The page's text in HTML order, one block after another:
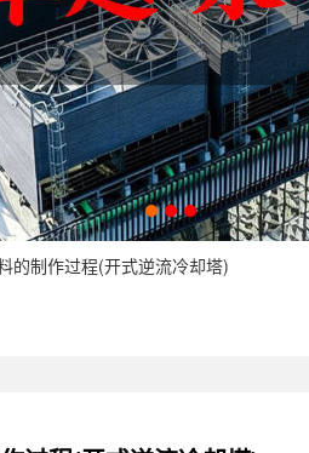
的制作过程(开式逆流冷却塔)